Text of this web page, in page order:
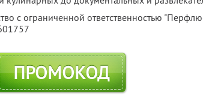
с ограниченной ответственностью
ПРОМОКОД